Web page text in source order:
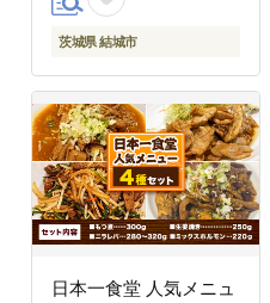
ツ 国産もち米 大粒 柿
の種 柿ピー---
茨城県 結城市
日本一食堂 人気メニュ